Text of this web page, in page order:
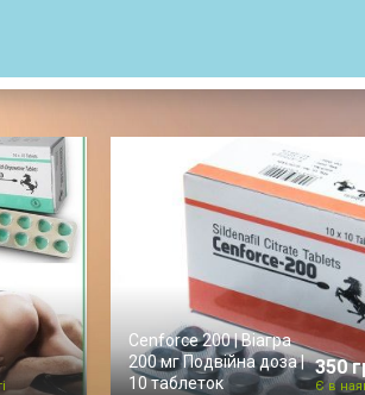
Cenforce 200 | Віагра
200 мг Подвійна доза |
10 таблеток
350
Є в